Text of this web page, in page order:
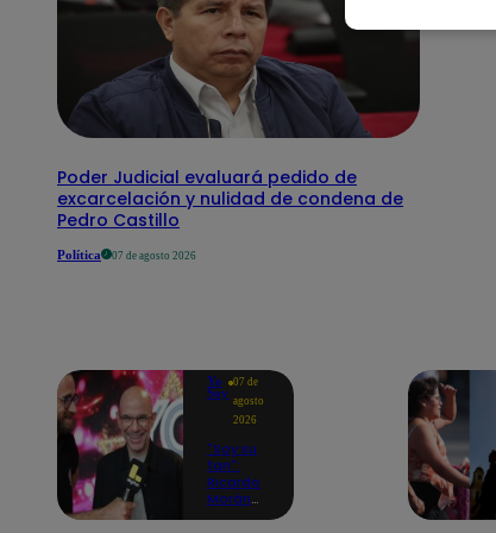
Poder Judicial evaluará pedido de
excarcelación y nulidad de condena de
Pedro Castillo
Política 07 de agosto 2026
Yo
Soy
07 de
agosto
2026
"Soy su
fan":
Ricardo
Morán